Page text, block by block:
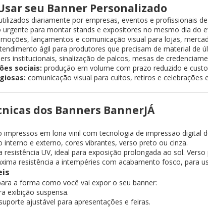
seu Banner Personalizado
diariamente por empresas, eventos e profissionais
urgente para montar stands e expositores no mesmo dia do
lançamentos e comunicação visual para lojas,
ágil para produtores que precisam de material de
institucionais, sinalização de palcos, mesas de
sociais: produção em volume com prazo reduzido e
comunicação visual para cultos, retiros e celebrações
dos Banners BannerJÁ
impressos em lona vinil com tecnologia de impressão
e externo, cores vibrantes, verso preto ou cinza.
UV, ideal para exposição prolongada ao sol. Verso
resistência a intempéries com acabamento fosco, para
a forma como você vai expor o seu banner:
exibição suspensa.
ajustável para apresentações e feiras.